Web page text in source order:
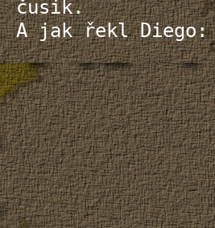
čusik.
A jak řekl Diego: